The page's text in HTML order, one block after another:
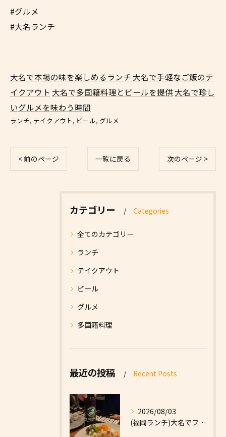
#グルメ
#大名ランチ
大名で本場の味を楽しめるランチ 大名で手軽なご飯のテ
イクアウト 大名で多国籍料理とビールを提供大名で珍し
いグルメを味わう時間
ランチ テイクアウト ビール グルメ
< 前のページ 一覧に戻る 次のページ >
カテゴリー Categories
全てのカテゴリー
ランチ
テイクアウト
ビール
グルメ
多国籍料理
最近の投稿 Recent Posts
2026/08/03
(福岡ランチ)大名でファーストフードなら|High Five...